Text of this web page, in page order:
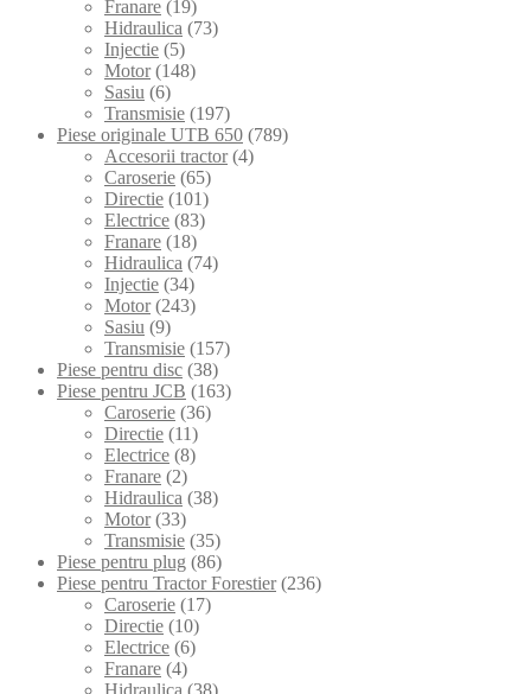
Franare (19)
Hidraulica (73)
Injectie (5)
Motor (148)
Sasiu (6)
Transmisie (197)
Piese originale UTB 650 (789)
Accesorii tractor (4)
Caroserie (65)
Directie (101)
Electrice (83)
Franare (18)
Hidraulica (74)
Injectie (34)
Motor (243)
Sasiu (9)
Transmisie (157)
Piese pentru disc (38)
Piese pentru JCB (163)
Caroserie (36)
Directie (11)
Electrice (8)
Franare (2)
Hidraulica (38)
Motor (33)
Transmisie (35)
Piese pentru plug (86)
Piese pentru Tractor Forestier (236)
Caroserie (17)
Directie (10)
Electrice (6)
Franare (4)
Hidraulica (38)